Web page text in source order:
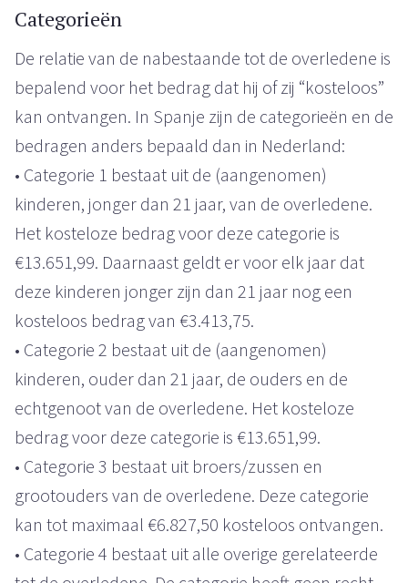
Categorieën
De relatie van de nabestaande tot de overledene is
bepalend voor het bedrag dat hij of zij “kosteloos”
kan ontvangen. In Spanje zijn de categorieën en de
bedragen anders bepaald dan in Nederland:
• Categorie 1 bestaat uit de (aangenomen)
kinderen, jonger dan 21 jaar, van de overledene.
Het kosteloze bedrag voor deze categorie is
€13.651,99. Daarnaast geldt er voor elk jaar dat
deze kinderen jonger zijn dan 21 jaar nog een
kosteloos bedrag van €3.413,75.
• Categorie 2 bestaat uit de (aangenomen)
kinderen, ouder dan 21 jaar, de ouders en de
echtgenoot van de overledene. Het kosteloze
bedrag voor deze categorie is €13.651,99.
• Categorie 3 bestaat uit broers/zussen en
grootouders van de overledene. Deze categorie
kan tot maximaal €6.827,50 kosteloos ontvangen.
• Categorie 4 bestaat uit alle overige gerelateerde